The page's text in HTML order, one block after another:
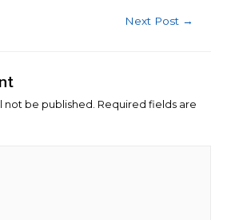
Next Post →
not be published. Required fields are